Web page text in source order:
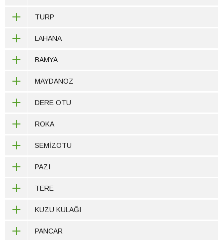
TURP
LAHANA
BAMYA
MAYDANOZ
DERE OTU
ROKA
SEMİZOTU
PAZI
TERE
KUZU KULAĞI
PANCAR